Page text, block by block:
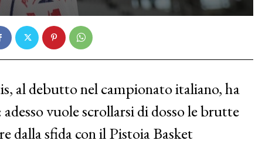
al debutto nel campionato italiano, ha
vuole scrollarsi di dosso le brutte
dalla sfida con il Pistoia Basket